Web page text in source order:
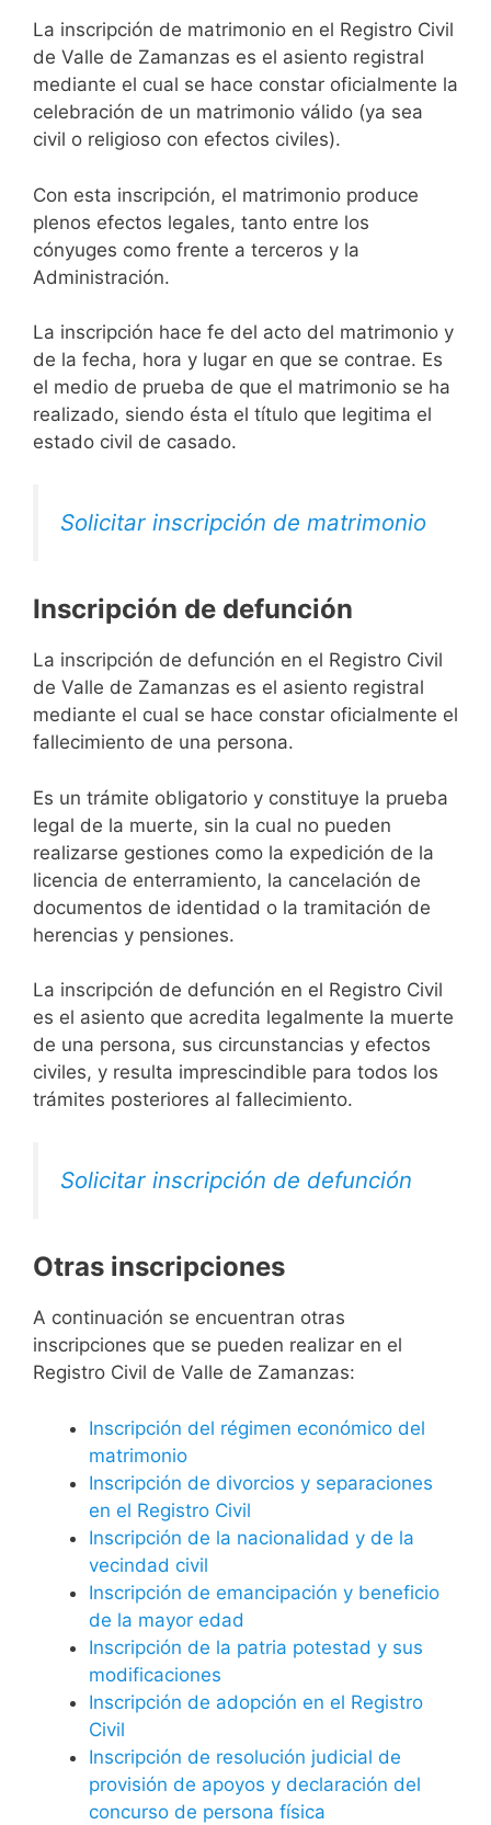
La inscripción de matrimonio en el Registro Civil
de Valle de Zamanzas es el asiento registral
mediante el cual se hace constar oficialmente la
celebración de un matrimonio válido (ya sea
civil o religioso con efectos civiles).
Con esta inscripción, el matrimonio produce
plenos efectos legales, tanto entre los
cónyuges como frente a terceros y la
Administración.
La inscripción hace fe del acto del matrimonio y
de la fecha, hora y lugar en que se contrae. Es
el medio de prueba de que el matrimonio se ha
realizado, siendo ésta el título que legitima el
estado civil de casado.
Solicitar inscripción de matrimonio
Inscripción de defunción
La inscripción de defunción en el Registro Civil
de Valle de Zamanzas es el asiento registral
mediante el cual se hace constar oficialmente el
fallecimiento de una persona.
Es un trámite obligatorio y constituye la prueba
legal de la muerte, sin la cual no pueden
realizarse gestiones como la expedición de la
licencia de enterramiento, la cancelación de
documentos de identidad o la tramitación de
herencias y pensiones.
La inscripción de defunción en el Registro Civil
es el asiento que acredita legalmente la muerte
de una persona, sus circunstancias y efectos
civiles, y resulta imprescindible para todos los
trámites posteriores al fallecimiento.
Solicitar inscripción de defunción
Otras inscripciones
A continuación se encuentran otras
inscripciones que se pueden realizar en el
Registro Civil de Valle de Zamanzas:
Inscripción del régimen económico del
matrimonio
Inscripción de divorcios y separaciones
en el Registro Civil
Inscripción de la nacionalidad y de la
vecindad civil
Inscripción de emancipación y beneficio
de la mayor edad
Inscripción de la patria potestad y sus
modificaciones
Inscripción de adopción en el Registro
Civil
Inscripción de resolución judicial de
provisión de apoyos y declaración del
concurso de persona física